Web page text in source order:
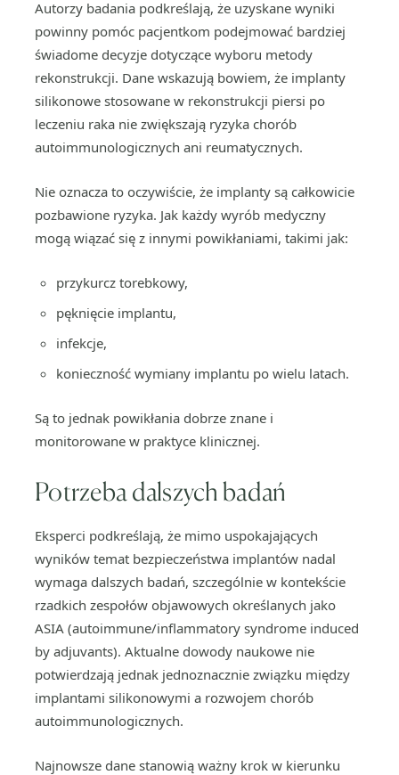
Autorzy badania podkreślają, że uzyskane wyniki
powinny pomóc pacjentkom podejmować bardziej
świadome decyzje dotyczące wyboru metody
rekonstrukcji. Dane wskazują bowiem, że implanty
silikonowe stosowane w rekonstrukcji piersi po
leczeniu raka nie zwiększają ryzyka chorób
autoimmunologicznych ani reumatycznych.
Nie oznacza to oczywiście, że implanty są całkowicie
pozbawione ryzyka. Jak każdy wyrób medyczny
mogą wiązać się z innymi powikłaniami, takimi jak:
przykurcz torebkowy,
pęknięcie implantu,
infekcje,
konieczność wymiany implantu po wielu latach.
Są to jednak powikłania dobrze znane i
monitorowane w praktyce klinicznej.
Potrzeba dalszych badań
Eksperci podkreślają, że mimo uspokajających
wyników temat bezpieczeństwa implantów nadal
wymaga dalszych badań, szczególnie w kontekście
rzadkich zespołów objawowych określanych jako
ASIA (autoimmune/inflammatory syndrome induced
by adjuvants). Aktualne dowody naukowe nie
potwierdzają jednak jednoznacznie związku między
implantami silikonowymi a rozwojem chorób
autoimmunologicznych.
Najnowsze dane stanowią ważny krok w kierunku